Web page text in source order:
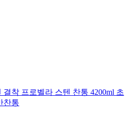
착 프로벨라 스텐 찬통 4200ml 초
찬통